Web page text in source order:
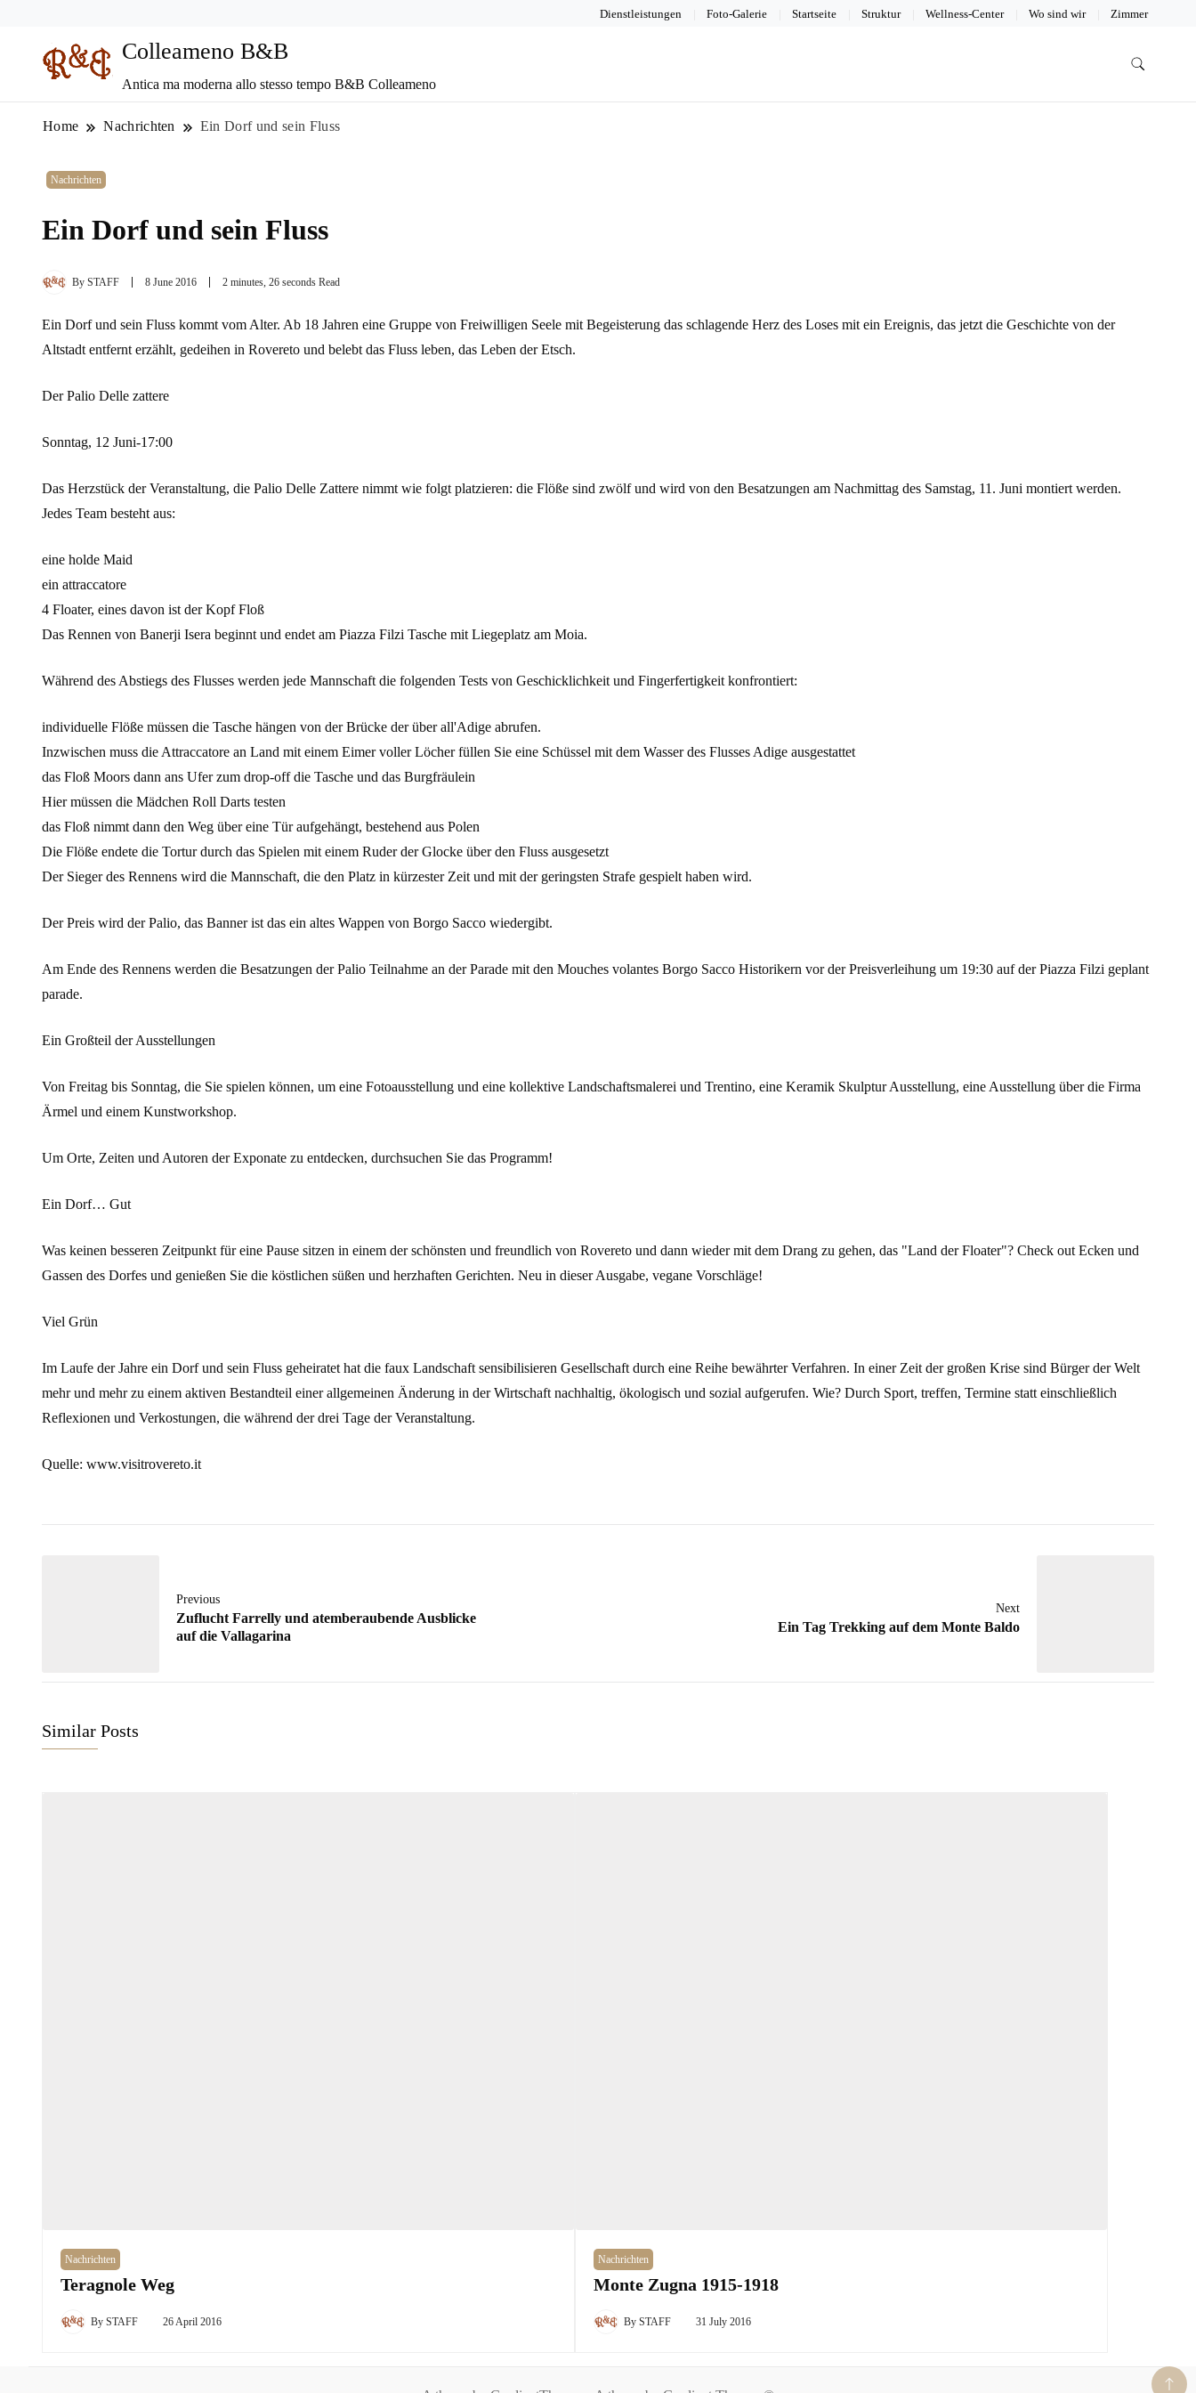
Dienstleistungen Foto-Galerie Startseite Struktur Wellness-Center Wo sind wir Zimmer
Colleameno B&B
Antica ma moderna allo stesso tempo B&B Colleameno
Home Nachrichten Ein Dorf und sein Fluss
Nachrichten
Ein Dorf und sein Fluss
By STAFF 8 June 2016 2 minutes, 26 seconds Read
Ein Dorf und sein Fluss kommt vom Alter. Ab 18 Jahren eine Gruppe von Freiwilligen Seele mit Begeisterung das schlagende Herz des Loses mit ein Ereignis, das jetzt die Geschichte von der
Altstadt entfernt erzählt, gedeihen in Rovereto und belebt das Fluss leben, das Leben der Etsch.
Der Palio Delle zattere
Sonntag, 12 Juni-17:00
Das Herzstück der Veranstaltung, die Palio Delle Zattere nimmt wie folgt platzieren: die Flöße sind zwölf und wird von den Besatzungen am Nachmittag des Samstag, 11. Juni montiert werden.
Jedes Team besteht aus:
eine holde Maid
ein attraccatore
4 Floater, eines davon ist der Kopf Floß
Das Rennen von Banerji Isera beginnt und endet am Piazza Filzi Tasche mit Liegeplatz am Moia.
Während des Abstiegs des Flusses werden jede Mannschaft die folgenden Tests von Geschicklichkeit und Fingerfertigkeit konfrontiert:
individuelle Flöße müssen die Tasche hängen von der Brücke der über all'Adige abrufen.
Inzwischen muss die Attraccatore an Land mit einem Eimer voller Löcher füllen Sie eine Schüssel mit dem Wasser des Flusses Adige ausgestattet
das Floß Moors dann ans Ufer zum drop-off die Tasche und das Burgfräulein
Hier müssen die Mädchen Roll Darts testen
das Floß nimmt dann den Weg über eine Tür aufgehängt, bestehend aus Polen
Die Flöße endete die Tortur durch das Spielen mit einem Ruder der Glocke über den Fluss ausgesetzt
Der Sieger des Rennens wird die Mannschaft, die den Platz in kürzester Zeit und mit der geringsten Strafe gespielt haben wird.
Der Preis wird der Palio, das Banner ist das ein altes Wappen von Borgo Sacco wiedergibt.
Am Ende des Rennens werden die Besatzungen der Palio Teilnahme an der Parade mit den Mouches volantes Borgo Sacco Historikern vor der Preisverleihung um 19:30 auf der Piazza Filzi geplant
parade.
Ein Großteil der Ausstellungen
Von Freitag bis Sonntag, die Sie spielen können, um eine Fotoausstellung und eine kollektive Landschaftsmalerei und Trentino, eine Keramik Skulptur Ausstellung, eine Ausstellung über die Firma
Ärmel und einem Kunstworkshop.
Um Orte, Zeiten und Autoren der Exponate zu entdecken, durchsuchen Sie das Programm!
Ein Dorf… Gut
Was keinen besseren Zeitpunkt für eine Pause sitzen in einem der schönsten und freundlich von Rovereto und dann wieder mit dem Drang zu gehen, das "Land der Floater"? Check out Ecken und
Gassen des Dorfes und genießen Sie die köstlichen süßen und herzhaften Gerichten. Neu in dieser Ausgabe, vegane Vorschläge!
Viel Grün
Im Laufe der Jahre ein Dorf und sein Fluss geheiratet hat die faux Landschaft sensibilisieren Gesellschaft durch eine Reihe bewährter Verfahren. In einer Zeit der großen Krise sind Bürger der Welt
mehr und mehr zu einem aktiven Bestandteil einer allgemeinen Änderung in der Wirtschaft nachhaltig, ökologisch und sozial aufgerufen. Wie? Durch Sport, treffen, Termine statt einschließlich
Reflexionen und Verkostungen, die während der drei Tage der Veranstaltung.
Quelle: www.visitrovereto.it
Previous
Zuflucht Farrelly und atemberaubende Ausblicke
auf die Vallagarina
Next
Ein Tag Trekking auf dem Monte Baldo
Similar Posts
Nachrichten
Teragnole Weg
By STAFF 26 April 2016
Nachrichten
Monte Zugna 1915-1918
By STAFF 31 July 2016